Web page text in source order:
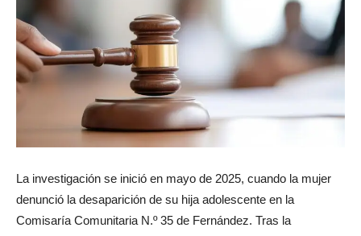
La investigación se inició en mayo de 2025, cuando la mujer
denunció la desaparición de su hija adolescente en la
Comisaría Comunitaria N.º 35 de Fernández. Tras la